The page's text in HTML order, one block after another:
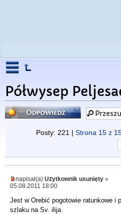
Półwysep
Odpowiedz
Posty: 221 | Strona 15 z
napisał(a) Użytkownik usunięty »
05.08.2011 18:00
Jest w Orebić pogotowie ratunkowe i
szlaku na Sv. ilija.